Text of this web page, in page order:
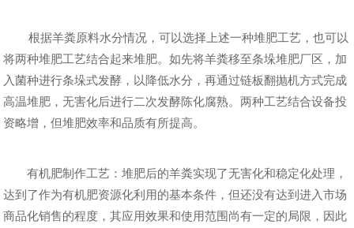
根据羊粪原料水分情况，可以选择上述一种堆肥工艺，也可以
将两种堆肥工艺结合起来堆肥。如先将羊粪移至条垛堆肥厂区，加
入菌种进行条垛式发酵，以降低水分，再通过链板翻抛机方式完成
高温堆肥，无害化后进行二次发酵陈化腐熟。两种工艺结合设备投
资略增，但堆肥效率和品质有所提高。
有机肥制作工艺：堆肥后的羊粪实现了无害化和稳定化处理，
达到了作为有机肥资源化利用的基本条件，但还没有达到进入市场
商品化销售的程度，其应用效果和使用范围尚有一定的局限，因此